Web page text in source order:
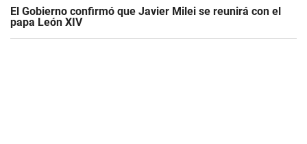
El Gobierno confirmó que Javier Milei se reunirá con el
papa León XIV